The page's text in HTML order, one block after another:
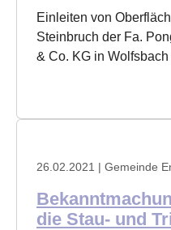
Einleiten von
Steinbruch der Fa.
& Co. KG in
26.02.2021 | Gemeinde
die Stau- und